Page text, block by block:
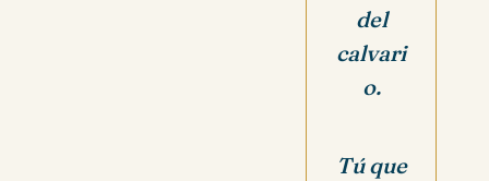
del
calvari
o.
Tú que